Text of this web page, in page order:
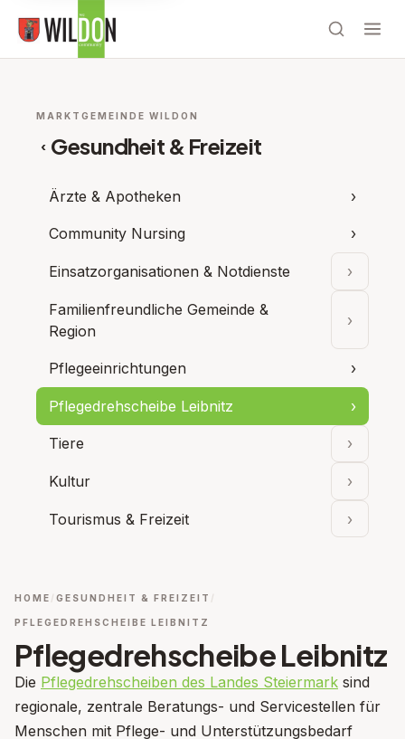
MARKTGEMEINDE WILDON
‹ Gesundheit & Freizeit
Ärzte & Apotheken ›
Community Nursing ›
Einsatzorganisationen & Notdienste ›
Familienfreundliche Gemeinde &
Region
›
Pflegeeinrichtungen ›
Pflegedrehscheibe Leibnitz ›
Tiere ›
Kultur
›
Tourismus & Freizeit
›
HOME GESUNDHEIT & FREIZEIT
PFLEGEDREHSCHEIBE LEIBNITZ
Pflegedrehscheibe Leibnitz
Die Pflegedrehscheiben des Landes Steiermark sind
regionale, zentrale Beratungs- und Servicestellen für
Menschen mit Pflege- und Unterstützungsbedarf